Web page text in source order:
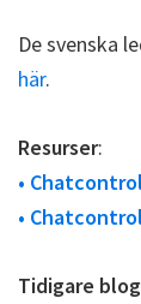
De svenska
här.
Resurser:
•
•
Tidigare